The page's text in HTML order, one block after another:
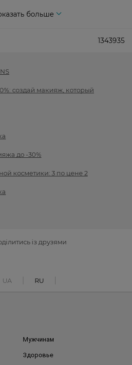
больше
1343935
создай макияж, который
до -30%
косметики: 3 по цене 2
із друзями
UA RU
Мужчинам
Здоровье